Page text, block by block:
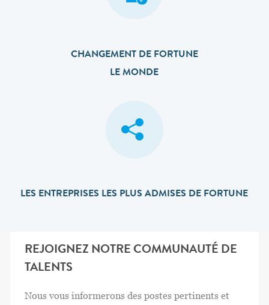
CHANGEMENT DE FORTUNE
LE MONDE
LES ENTREPRISES LES PLUS ADMISES DE FORTUNE
REJOIGNEZ NOTRE COMMUNAUTÉ DE
TALENTS
Nous vous informerons des postes pertinents et